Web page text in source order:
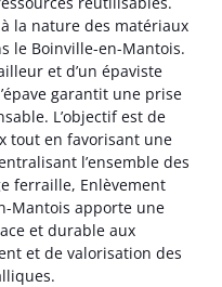
la nature des matériaux
le Boinville-en-Mantois.
et d’un épaviste
garantit une prise
L’objectif est de
tout en favorisant une
l’ensemble des
ferraille, Enlèvement
Mantois apporte une
et durable aux
et de valorisation des